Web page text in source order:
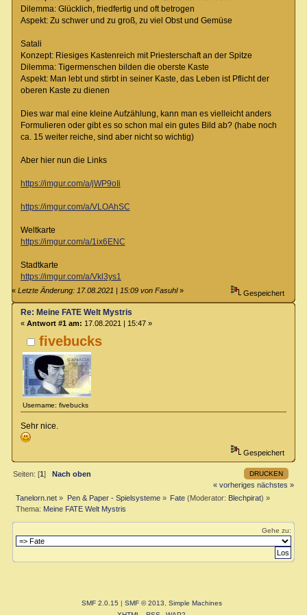
Dilemma: Glücklich, friedfertig und oft betrogen
Aspekt: Zu schwer und zu groß, zu viel Obst und Gemüse
Satali
Konzept: Riesiges Kastenreich mit Priesterschaft an der Spitze
Dilemma: Tigermenschen bilden die oberste Kaste
Aspekt: Man lebt und stirbt in seiner Kaste, das Leben ist Pflicht der
oberen Kaste zu dienen
Dies war mal eine kleine Aufzählung, kann man es vielleicht anders
Formulieren oder gibt es so schon mal ein gutes Bild ab? (habe noch
ca. 15 weiter reiche, sind aber nicht so wichtig)
Aber hier nun die Links
https://imgur.com/a/jWP9oIi
https://imgur.com/a/VLOAhSC
Weltkarte
https://imgur.com/a/1ix6ENC
Stadtkarte
https://imgur.com/a/Vkl3ys1
«Letzte Änderung: 17.08.2021 | 15:09 von Fasuhl» Gespeichert
fivebucks
Username: fivebucks
Re: Meine FATE Welt Mystris
« Antwort #1 am: 17.08.2021 | 15:47 »
Sehr nice.
Gespeichert
DRUCKEN
Seiten: [1]
Nach oben
« vorheriges nächstes »
Tanelorn.net » Pen & Paper - Spielsysteme» Fate (Moderator: Blechpirat) »
Thema: Meine FATE Welt Mystris
Gehe zu:
SMF 2.0.15 | SMF © 2013
Simple Machines